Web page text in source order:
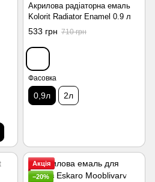
Акрилова радіаторна емаль
Kolorit Radiator Enamel 0.9 л
533 грн 710 грн
Фасовка
0,9л 2л
Акція
−20%